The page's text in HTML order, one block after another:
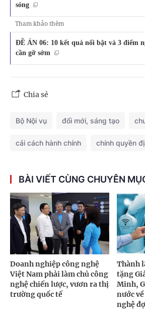
sóng
Tham khảo thêm
ĐỀ ÁN 06: 10 kết quả nổi bật và 3 điểm
cần gỡ sớm
Chia sẻ
Bộ Nội vụ đổi mới, sáng tạo
cải cách hành chính chính quyền
BÀI VIẾT CÙNG CHUYÊN
Doanh nghiệp công nghệ
Việt Nam phải làm chủ công
nghệ chiến lược, vươn ra thị
trường quốc tế
Thành
tặng
Minh,
nước
nghệ